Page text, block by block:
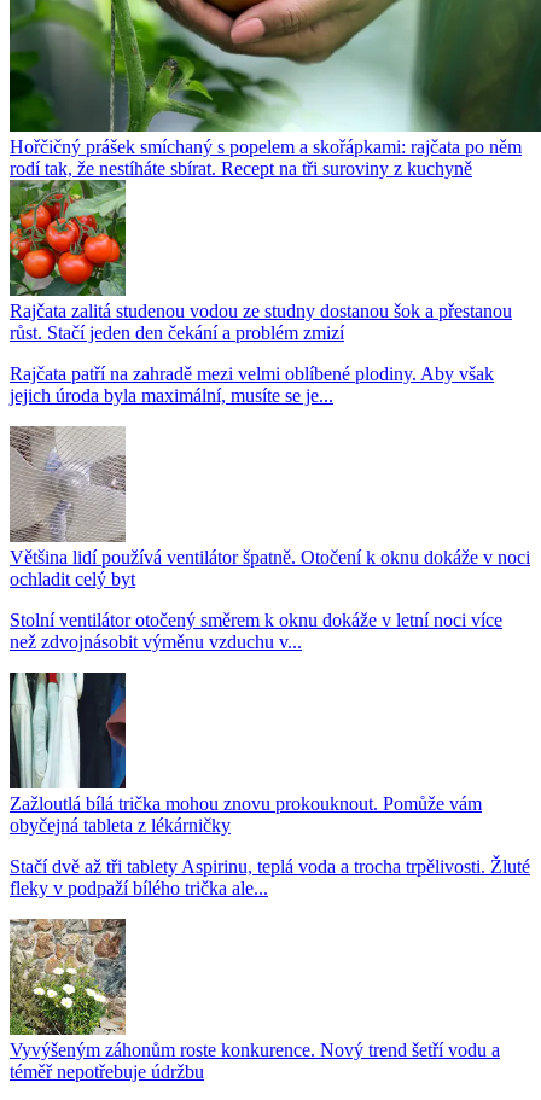
Hořčičný prášek smíchaný s popelem a skořápkami: rajčata po něm
rodí tak, že nestíháte sbírat. Recept na tři suroviny z kuchyně
Rajčata zalitá studenou vodou ze studny dostanou šok a přestanou
růst. Stačí jeden den čekání a problém zmizí
Rajčata patří na zahradě mezi velmi oblíbené plodiny. Aby však
jejich úroda byla maximální, musíte se je...
Většina lidí používá ventilátor špatně. Otočení k oknu dokáže v noci
ochladit celý byt
Stolní ventilátor otočený směrem k oknu dokáže v letní noci více
než zdvojnásobit výměnu vzduchu v...
Zažloutlá bílá trička mohou znovu prokouknout. Pomůže vám
obyčejná tableta z lékárničky
Stačí dvě až tři tablety Aspirinu, teplá voda a trocha trpělivosti. Žluté
fleky v podpaží bílého trička ale...
Vyvýšeným záhonům roste konkurence. Nový trend šetří vodu a
téměř nepotřebuje údržbu